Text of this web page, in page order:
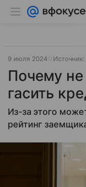
9 июля 2024 Источник:
Почему
гасить
Из-за этого
рейтинг